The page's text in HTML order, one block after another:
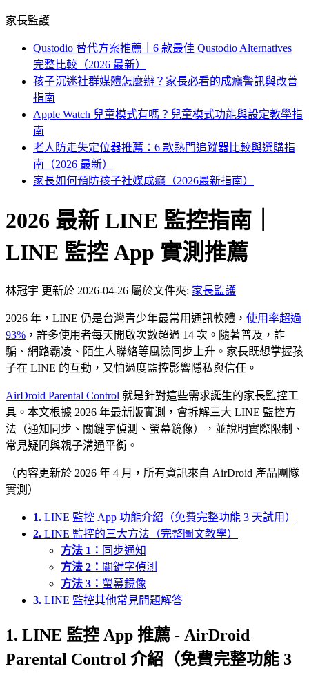
家長監護
Qustodio 替代方案推薦｜6 款最佳 Qustodio Alternatives
完整比較（2026 最新）
孩子沉迷社群媒體怎麼辦？家長必看的成癮警訊與改善
指南
Apple Watch 兒童模式有嗎？兒童模式功能與設定教學指
南
老人防走失定位器推薦：6 款熱門追蹤器比較與選購指
南（2026 最新）
家長如何預防孩子社媒成癮（2026最新指南）
2026 最新 LINE 監控指南｜
LINE 監控 App 實測推薦
林冠宇 更新於 2026-04-26 屬於文件夾: 家長監護
2026 年，LINE 仍是台灣青少年最常用通訊軟體， 使用率超過
93% ，許多使用者每天開啟次數超過 14 次。隨著普及，詐
騙、網路霸凌、陌生人聯絡等風險同步上升。家長既想掌握孩
子在 LINE 的互動，又怕過度監控影響隱私與信任。
AirDroid Parental Control 就是針對這些需求誕生的家長監控工
具。本文根據 2026 年最新版實測，會拆解三大 LINE 監控方
法（通知同步、關鍵字偵測、螢幕鏡像），並說明實際限制、
常見疑問與親子溝通平衡。
（內容更新於 2026 年 4 月，所有資訊來自 AirDroid 產品團隊
實測）
1. LINE 監控 App 功能介紹（免費完整功能 3 天試用）
2. LINE 監控的三大方法（完整圖文教學）
方法 1： 同步通知
方法 2： 關鍵字偵測
方法 3： 螢幕鏡像
3. LINE 監控其他常見問題解答
1. LINE 監控 App 推薦 - AirDroid
Parental Control 介紹（免費完整功能 3